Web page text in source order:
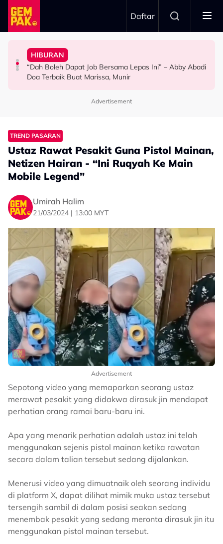
Skip to main content
Daftar
HIBURAN
Bawa Anak Ke Klinik, Syasya Rizal Terkejut Dikenali
Doktor
HIBURAN
“Dah Boleh Dapat Job Bersama Lepas Ini” – Abby Abadi
Doa Terbaik Buat Marissa, Munir
BERITA
Kasihnya Ibu, Ikan Lumba-Lumba Enggan Tinggalkan
Anak Yang Sudah Mati
ANTARABANGSA
Pengantin Penat Sampai Tertidur Atas Pelamin
Advertisement
TREND PASARAN
Ustaz Rawat Pesakit Guna Pistol Mainan,
Netizen Hairan - “Ini Ruqyah Ke Main
Mobile Legend”
Umirah Halim
21/03/2024 | 13:00 MYT
Advertisement
Sepotong video yang memaparkan seorang ustaz
merawat pesakit yang didakwa dirasuk jin mendapat
perhatian orang ramai baru-baru ini.
Apa yang menarik perhatian adalah ustaz ini telah
menggunakan sejenis pistol mainan ketika rawatan
secara dalam talian tersebut sedang dijalankan.
Menerusi video yang dimuatnaik oleh seorang individu
di platform X, dapat dilihat mimik muka ustaz tersebut
tersengih sambil di dalam posisi seakan sedang
menembak pesakit yang sedang meronta dirasuk jin itu
menggunakan pistol mainan tersebut.